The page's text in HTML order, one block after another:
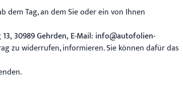
dem Tag, an dem Sie oder ein von Ihnen
30989 Gehrden, E-Mail: info@autofolien-
zu widerrufen, informieren. Sie können dafür das